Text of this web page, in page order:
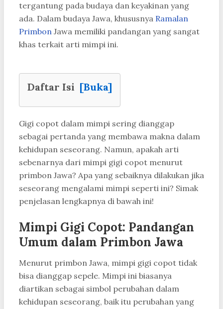
tergantung pada budaya dan keyakinan yang
ada. Dalam budaya Jawa, khususnya Ramalan
Primbon Jawa memiliki pandangan yang sangat
khas terkait arti mimpi ini.
Daftar Isi [Buka]
Gigi copot dalam mimpi sering dianggap
sebagai pertanda yang membawa makna dalam
kehidupan seseorang. Namun, apakah arti
sebenarnya dari mimpi gigi copot menurut
primbon Jawa? Apa yang sebaiknya dilakukan jika
seseorang mengalami mimpi seperti ini? Simak
penjelasan lengkapnya di bawah ini!
Mimpi Gigi Copot: Pandangan
Umum dalam Primbon Jawa
Menurut primbon Jawa, mimpi gigi copot tidak
bisa dianggap sepele. Mimpi ini biasanya
diartikan sebagai simbol perubahan dalam
kehidupan seseorang, baik itu perubahan yang